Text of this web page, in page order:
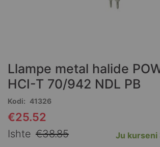
beginning
of
the
images
gallery
Llampe metal halide
HCI-T 70/942 NDL PB
Kodi
41326
Special
€25.52
Ishte €38.85 Ju kurseni